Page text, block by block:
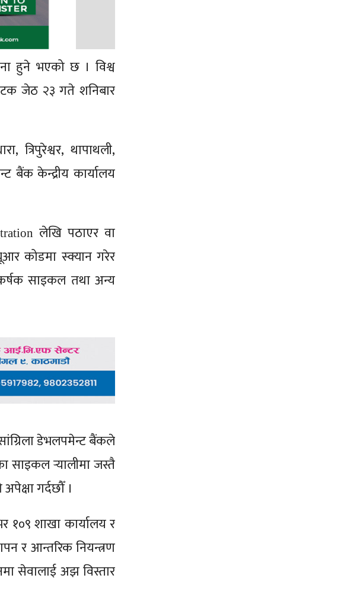
हुने भएको छ । विश्व
जेठ २३ गते शनिबार
त्रिपुरेश्वर, थापाथली,
बैंक केन्द्रीय कार्यालय
लेखि पठाएर वा
कोडमा स्क्यान गरेर
साइकल तथा अन्य
डेभलपमेन्ट बैंकले
साइकल र्‍यालीमा जस्तै
गर्दछौँ ।
१०९ शाखा कार्यालय र
र आन्तरिक नियन्त्रण
सेवालाई अझ विस्तार